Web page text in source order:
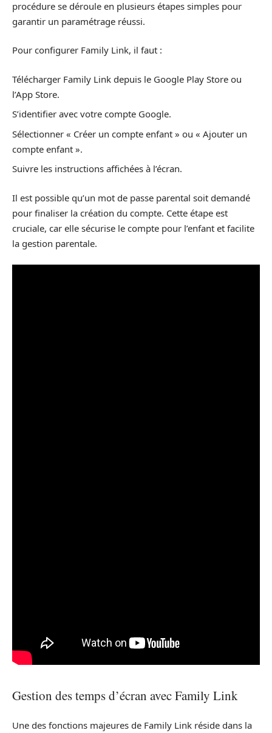
procédure se déroule en plusieurs étapes simples pour
garantir un paramétrage réussi.
Pour configurer Family Link, il faut :
Télécharger Family Link depuis le Google Play Store ou
l’App Store.
S’identifier avec votre compte Google.
Sélectionner « Créer un compte enfant » ou « Ajouter un
compte enfant ».
Suivre les instructions affichées à l’écran.
Il est possible qu’un mot de passe parental soit demandé
pour finaliser la création du compte. Cette étape est
cruciale, car elle sécurise le compte pour l’enfant et facilite
la gestion parentale.
Gestion des temps d’écran avec Family Link
Une des fonctions majeures de Family Link réside dans la